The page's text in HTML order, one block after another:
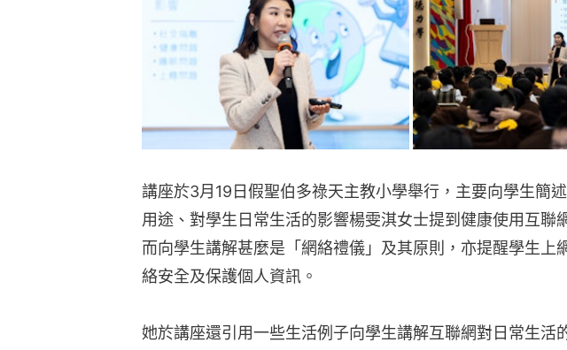
講座於3月19日假聖伯多祿天主教小學舉行，主要向學生簡
用途、對學生日常生活的影響楊雯淇女士提到健康使用互聯
而向學生講解甚麼是「網絡禮儀」及其原則，亦提醒學生上
絡安全及保護個人資訊。
她於講座還引用一些生活例子向學生講解互聯網對日常生活